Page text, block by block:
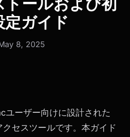
定ガイド
8, 2025
ユーザー向けに設計された
セスツールです。本ガイド